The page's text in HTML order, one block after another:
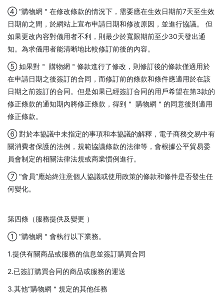
④ “購物網＂在修改條款的情況下，需要應在生效日期前7天至生效
日期前之間，於網站上宣布申請日期和修改原因，並進行協議。 但
如果更改內容對儀用者不利，則最少於寬限期前至少30天發出通
知。為求儀用者能清晰地比較修訂前後的內容。
⑤ 如果對＂ 購物網＂條款進行了修改，則修訂後的條款僅適用於
在申請日期之後簽訂的合同，而修訂前的條款和條件應適用於在該
日期之前簽訂的合同。但是如果已經簽訂合同的用戶希望在第3款的
修正條款的通知期內將修正條款，得到＂ 購物網＂的同意後則適用
修正條款。
⑥ 對於本協議中未指定的事項和本協議的解釋，電子商務交易中有
關消費者保護的法例，規範協議條款的法律等，會根據公平貿易委
員會制定的相關法律法規或商業慣例進行。
⑦ “會員”應始終注意個人協議或使用政策的條款和條件是否發生任
何變化。
第四條（服務提供及變更 ）
① “購物網＂會執行以下業務。
1.提供有關商品或服務的信息並簽訂購買合同
2.已簽訂購買合同的商品或服務的運送
3.其他“購物網＂規定的其他任務